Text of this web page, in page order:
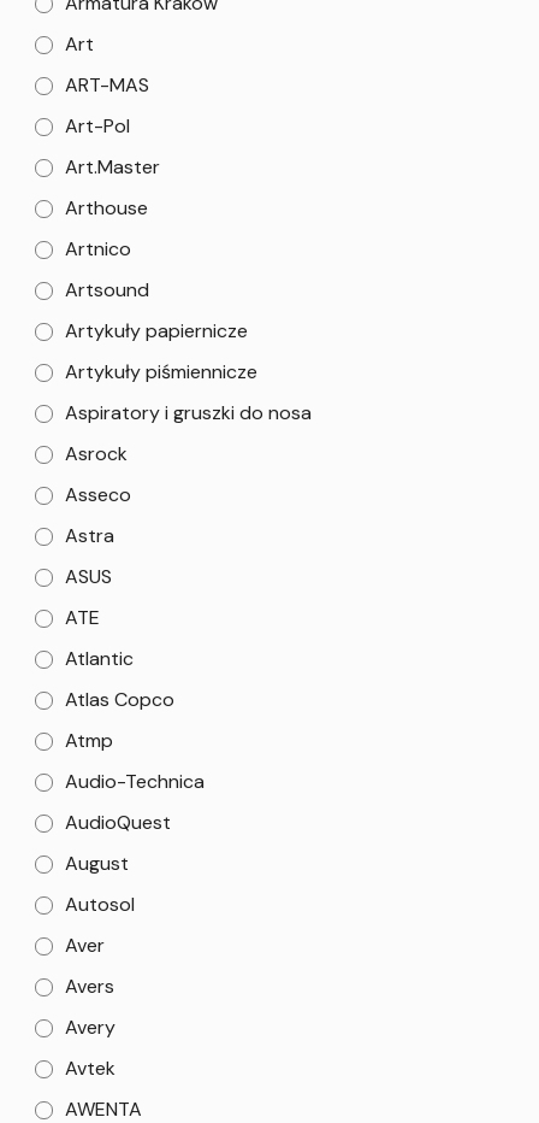
Art
ART-MAS
Art-Pol
Art.Master
Arthouse
Artnico
Artsound
Artykuły papiernicze
Artykuły piśmiennicze
Aspiratory i gruszki do nosa
Asrock
Asseco
Astra
ASUS
ATE
Atlantic
Atlas Copco
Atmp
Audio-Technica
AudioQuest
August
Autosol
Aver
Avers
Avery
Avtek
AWENTA